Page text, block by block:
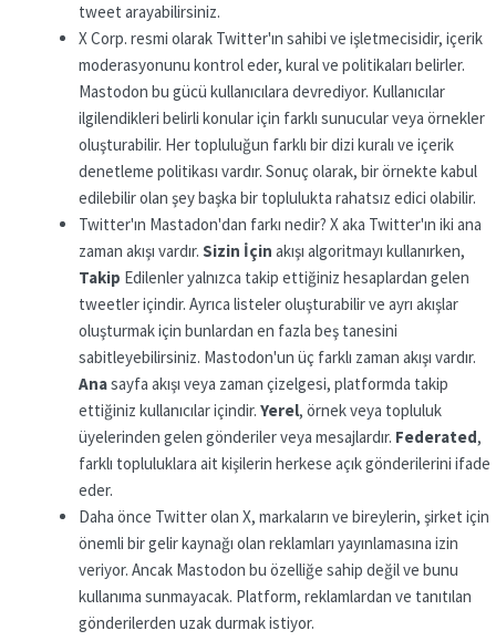
tweet arayabilirsiniz.
X Corp. resmi olarak Twitter'ın sahibi ve işletmecisidir, içerik
moderasyonunu kontrol eder, kural ve politikaları belirler.
Mastodon bu gücü kullanıcılara devrediyor. Kullanıcılar
ilgilendikleri belirli konular için farklı sunucular veya örnekler
oluşturabilir. Her topluluğun farklı bir dizi kuralı ve içerik
denetleme politikası vardır. Sonuç olarak, bir örnekte kabul
edilebilir olan şey başka bir toplulukta rahatsız edici olabilir.
Twitter'ın Mastadon'dan farkı nedir? X aka Twitter'ın iki ana
zaman akışı vardır. Sizin İçin akışı algoritmayı kullanırken,
Takip Edilenler yalnızca takip ettiğiniz hesaplardan gelen
tweetler içindir. Ayrıca listeler oluşturabilir ve ayrı akışlar
oluşturmak için bunlardan en fazla beş tanesini
sabitleyebilirsiniz. Mastodon'un üç farklı zaman akışı vardır.
Anasayfa akışı veya zaman çizelgesi, platformda takip
ettiğiniz kullanıcılar içindir. Yerel, örnek veya topluluk
üyelerinden gelen gönderiler veya mesajlardır. Federated,
farklı topluluklara ait kişilerin herkese açık gönderilerini ifade
eder.
Daha önce Twitter olan X, markaların ve bireylerin, şirket için
önemli bir gelir kaynağı olan reklamları yayınlamasına izin
veriyor. Ancak Mastodon bu özelliğe sahip değil ve bunu
kullanıma sunmayacak. Platform, reklamlardan ve tanıtılan
gönderilerden uzak durmak istiyor.